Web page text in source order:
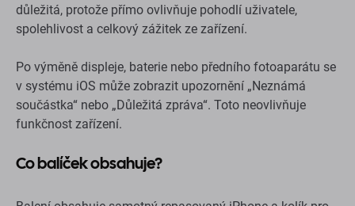
důležitá, protože přímo ovlivňuje pohodlí uživatele,
spolehlivost a celkový zážitek ze zařízení.
Po výměně displeje, baterie nebo předního fotoaparátu se
v systému iOS může zobrazit upozornění „Neznámá
součástka“ nebo „Důležitá zpráva“. Toto neovlivňuje
funkčnost zařízení.
Co balíček obsahuje?